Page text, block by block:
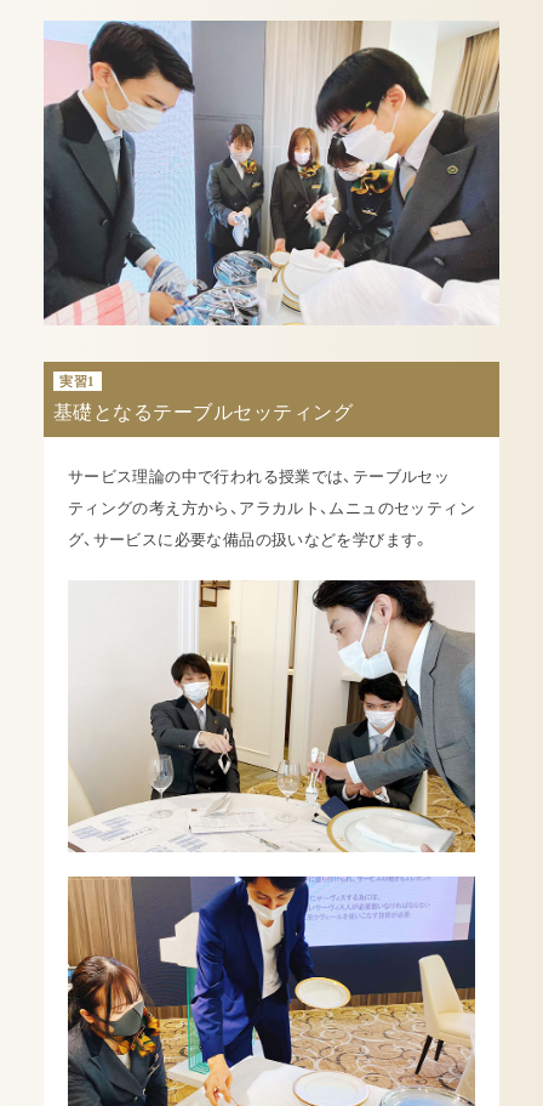
実習1
基礎となるテーブルセッティング
サービス理論の中で行われる授業では、テーブルセッ
ティングの考え方から、アラカルト、ムニュのセッティン
グ、サービスに必要な備品の扱いなどを学びます。